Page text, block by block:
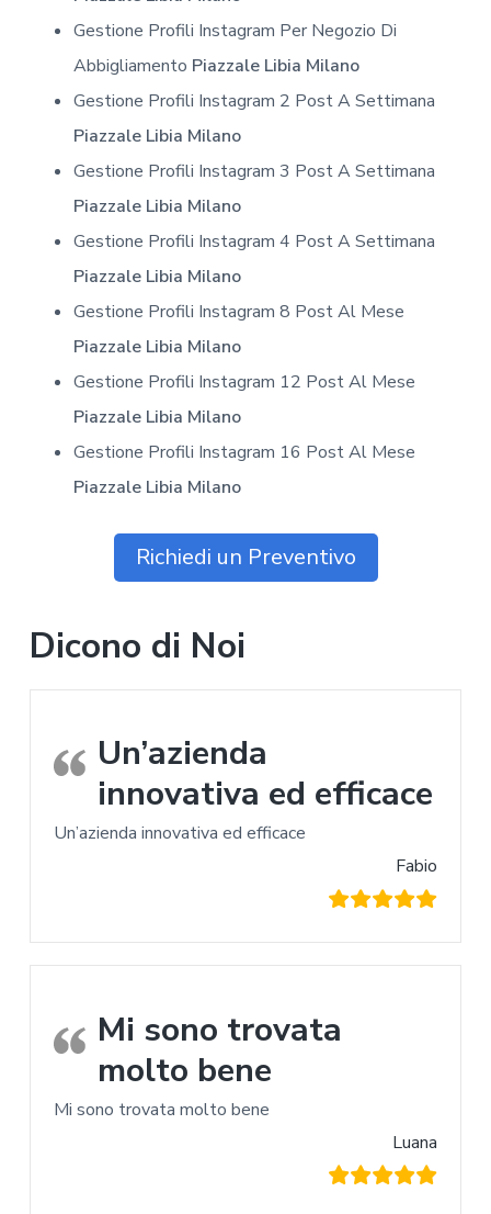
Gestione Profili Instagram Per Negozio Di
Abbigliamento Piazzale Libia Milano
Gestione Profili Instagram 2 Post A Settimana
Piazzale Libia Milano
Gestione Profili Instagram 3 Post A Settimana
Piazzale Libia Milano
Gestione Profili Instagram 4 Post A Settimana
Piazzale Libia Milano
Gestione Profili Instagram 8 Post Al Mese
Piazzale Libia Milano
Gestione Profili Instagram 12 Post Al Mese
Piazzale Libia Milano
Gestione Profili Instagram 16 Post Al Mese
Piazzale Libia Milano
Richiedi un Preventivo
Dicono di Noi
Un’azienda
innovativa ed efficace
Un’azienda innovativa ed efficace
Fabio
Mi sono trovata
molto bene
Mi sono trovata molto bene
Luana